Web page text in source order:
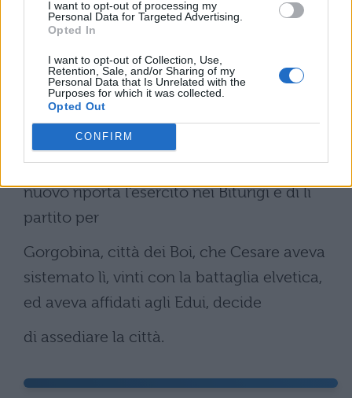
I want to opt-out of processing my
Personal Data for Targeted Advertising.
Opted In
I want to opt-out of Collection, Use,
Retention, Sale, and/or Sharing of my
Personal Data that Is Unrelated with the
Purposes for which it was collected.
Opted Out
CONFIRM
incolumità, lo prevenisse con la velocità.
Essendo giunto là, manda (ordini) alle altre
legioni e raduna tutti in un solo luogo
prima che si potesse riferire agli Arverni
del suo arrivo.
Conosciuta questa cosa, Vercingetorige di
nuovo riporta l’esercito nei Biturigi e di lì
partito per
Gorgobina, città dei Boi, che Cesare aveva
sistemato lì, vinti con la battaglia elvetica,
ed aveva affidati agli Edui, decide
di assediare la città.